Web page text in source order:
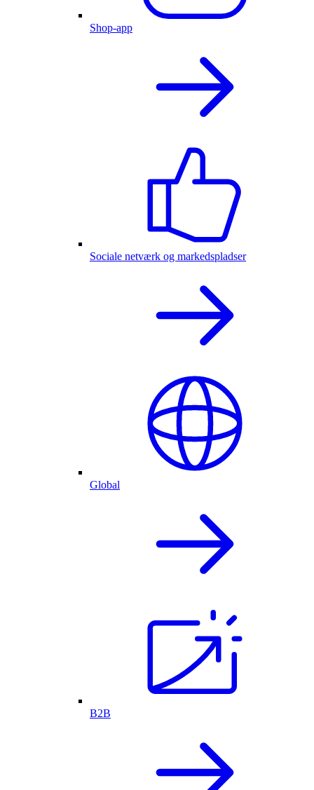
Shop-app
Sociale netværk og markedspladser
Global
B2B